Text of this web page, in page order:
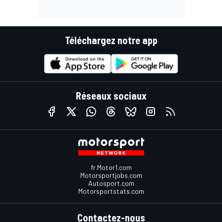
Téléchargez notre app
Réseaux sociaux
fr.Motor1.com
Motorsportjobs.com
Autosport.com
Motorsportstats.com
Contactez-nous